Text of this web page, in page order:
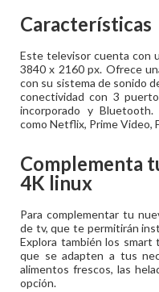
Características
Este televisor cuenta con
3840 x 2160 px. Ofrece
con su sistema de sonido
conectividad con 3
incorporado y Bluetooth.
como Netflix, Prime Video,
Complementa
4K linux
Para complementar tu
de tv, que te permitirán
Explora también los
que se adapten a tus
alimentos frescos, las
opción.